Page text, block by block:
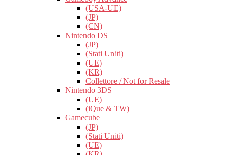
(USA-UE)
(JP)
(CN)
Nintendo DS
(JP)
(Stati Uniti)
(UE)
(KR)
Collettore / Not for Resale
Nintendo 3DS
(UE)
(iQue & TW)
Gamecube
(JP)
(Stati Uniti)
(UE)